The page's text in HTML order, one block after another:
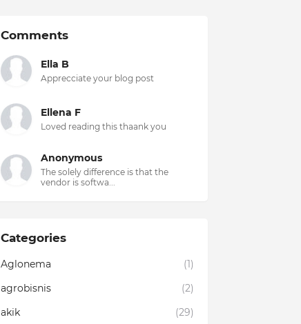
Comments
Ella B
Apprecciate your blog post
Ellena F
Loved reading this thaank you
Anonymous
The solely difference is that the
vendor is softwa...
Categories
Aglonema
(1)
agrobisnis
(2)
akik
(29)